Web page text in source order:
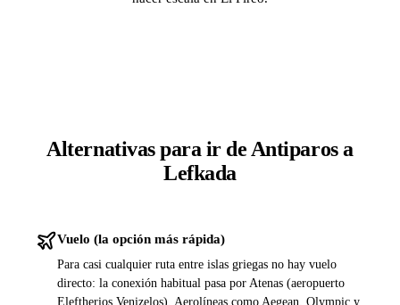
Alternativas para ir de Antiparos a
Lefkada
Vuelo (la opción más rápida)
Para casi cualquier ruta entre islas griegas no hay vuelo
directo: la conexión habitual pasa por Atenas (aeropuerto
Eleftherios Venizelos). Aerolíneas como Aegean, Olympic y